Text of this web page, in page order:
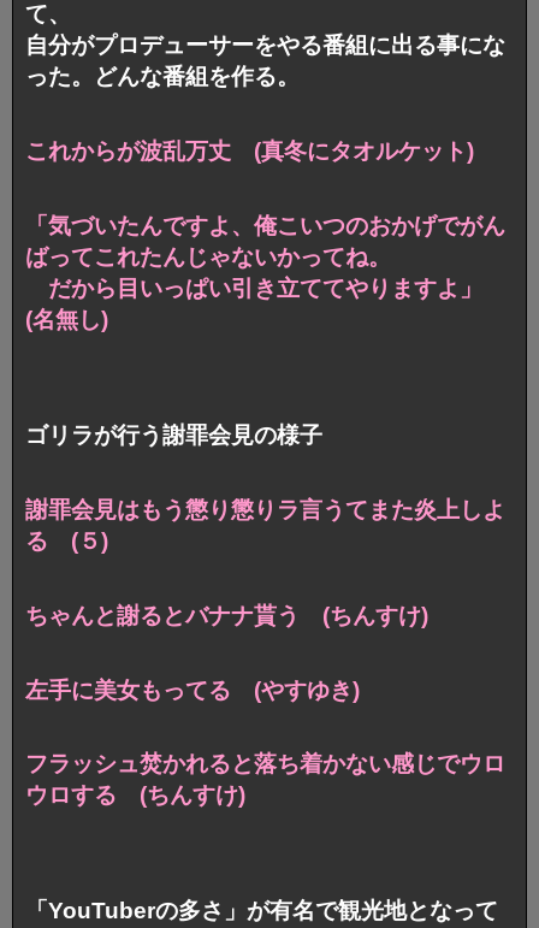
て、
自分がプロデューサーをやる番組に出る事にな
った。どんな番組を作る。
これからが波乱万丈 (真冬にタオルケット)
「気づいたんですよ、俺こいつのおかげでがん
ばってこれたんじゃないかってね。
だから目いっぱい引き立ててやりますよ」
(名無し)
ゴリラが行う謝罪会見の様子
謝罪会見はもう懲り懲りラ言うてまた炎上しよ
る (５)
ちゃんと謝るとバナナ貰う (ちんすけ)
左手に美女もってる (やすゆき)
フラッシュ焚かれると落ち着かない感じでウロ
ウロする (ちんすけ)
「YouTuberの多さ」が有名で観光地となって